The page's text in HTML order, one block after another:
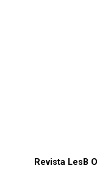
Revista LesB